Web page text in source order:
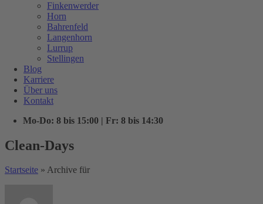
Finkenwerder
Horn
Bahrenfeld
Langenhorn
Lurrup
Stellingen
Blog
Karriere
Über uns
Kontakt
Mo-Do: 8 bis 15:00 | Fr: 8 bis 14:30
Clean-Days
Startseite » Archive für